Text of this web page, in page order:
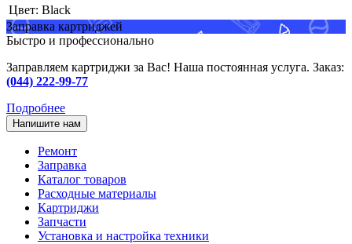
Цвет: Black
Заправка картриджей
Быстро и профессионально
Заправляем картриджи за Вас! Наша постоянная услуга. Заказ:
(044) 222-99-77
Подробнее
Напишите нам
Ремонт
Заправка
Каталог товаров
Расходные материалы
Картриджи
Запчасти
Установка и настройка техники